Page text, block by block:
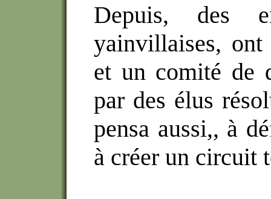
Depuis, des
yainvillaises, ont
et un comité de
par des élus
pensa aussi,, à
à créer un circuit